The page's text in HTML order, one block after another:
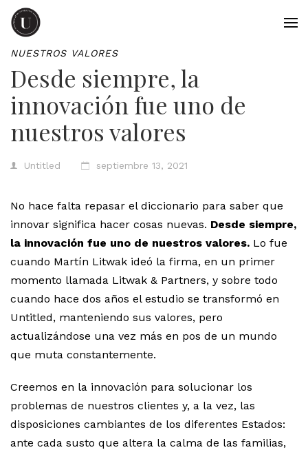
NUESTROS VALORES
Desde siempre, la
innovación fue uno de
nuestros valores
Untitled septiembre 13, 2021
No hace falta repasar el diccionario para saber que
innovar significa hacer cosas nuevas. Desde siempre,
la innovación fue uno de nuestros valores. Lo fue
cuando Martín Litwak ideó la firma, en un primer
momento llamada Litwak & Partners, y sobre todo
cuando hace dos años el estudio se transformó en
Untitled, manteniendo sus valores, pero
actualizándose una vez más en pos de un mundo
que muta constantemente.
Creemos en la innovación para solucionar los
problemas de nuestros clientes y, a la vez, las
disposiciones cambiantes de los diferentes Estados:
ante cada susto que altera la calma de las familias,